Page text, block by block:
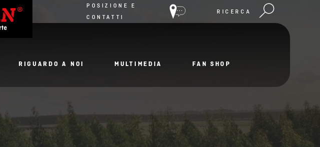
POSIZIONE E
CONTATTI
RICERCA
RIGUARDO A NOI MULTIMEDIA FAN SHOP